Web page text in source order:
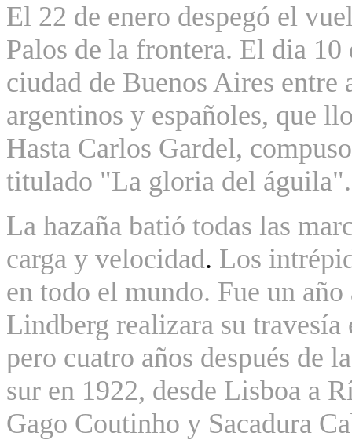
El 22 de enero despegó el
Palos de la frontera. El dia 10
ciudad de Buenos Aires entre
argentinos y españoles, que
Hasta Carlos Gardel,
titulado "La gloria del águila".
La hazaña batió todas las
carga y velocidad. Los
en todo el mundo. Fue un año
Lindberg realizara su
pero cuatro años después de
sur en 1922, desde Lisboa a
Gago Coutinho y Sacadura